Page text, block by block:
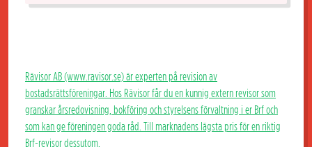
Rävisor AB (www.ravisor.se) är experten på revision av
bostadsrättsföreningar. Hos Rävisor får du en kunnig extern revisor som
granskar årsredovisning, bokföring och styrelsens förvaltning i er Brf och
som kan ge föreningen goda råd. Till marknadens lägsta pris för en riktig
Brf-revisor dessutom.